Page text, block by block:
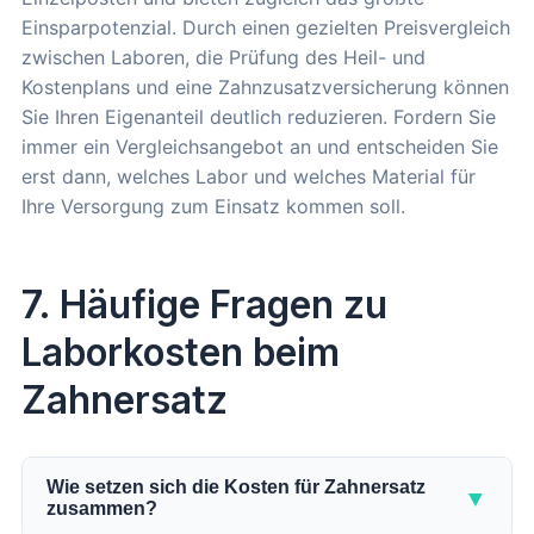
Einsparpotenzial. Durch einen gezielten Preisvergleich
zwischen Laboren, die Prüfung des Heil- und
Kostenplans und eine Zahnzusatzversicherung können
Sie Ihren Eigenanteil deutlich reduzieren. Fordern Sie
immer ein Vergleichsangebot an und entscheiden Sie
erst dann, welches Labor und welches Material für
Ihre Versorgung zum Einsatz kommen soll.
7. Häufige Fragen zu
Laborkosten beim
Zahnersatz
Wie setzen sich die Kosten für Zahnersatz
zusammen?
▼